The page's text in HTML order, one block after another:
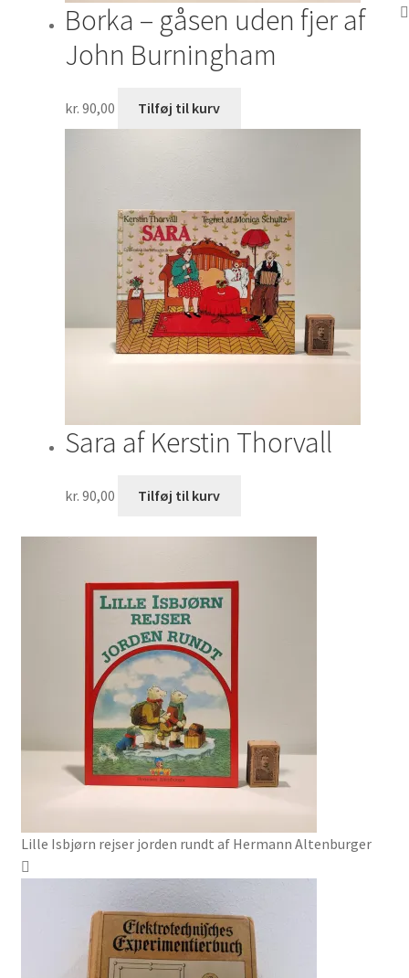
Borka – gåsen uden fjer af
John Burningham
kr. 90,00 Tilføj til kurv
Sara af Kerstin Thorvall
kr. 90,00 Tilføj til kurv
Lille Isbjørn rejser jorden rundt af Hermann Altenburger